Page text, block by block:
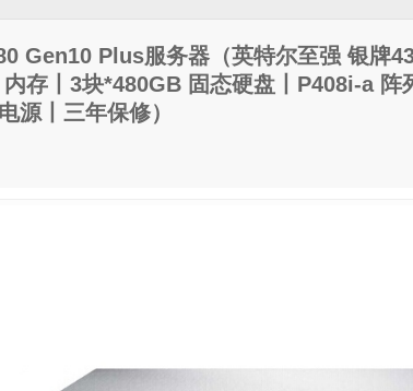
Gen10 Plus服务器（英特尔至强 银牌
存丨3块*480GB 固态硬盘丨P408i-a 阵
源丨三年保修）